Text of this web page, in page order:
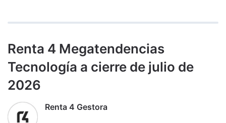
Renta 4 Megatendencias
Tecnología a cierre de julio de
2026
Renta 4 Gestora